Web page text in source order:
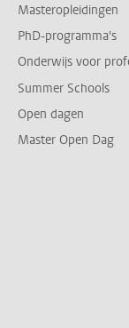
Masteropleidingen
PhD-programma's
Onderwijs voor
Summer Schools
Open dagen
Master Open Dag